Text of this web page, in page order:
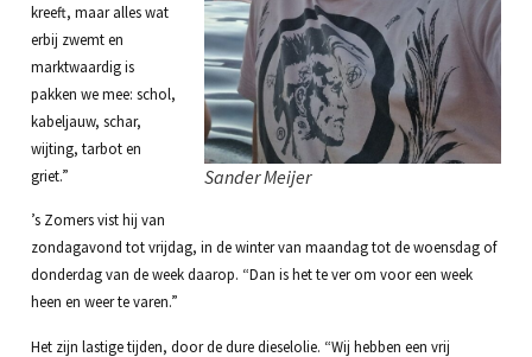
Sander Meijer
kreeft, maar alles wat
erbij zwemt en
marktwaardig is
pakken we mee: schol,
kabeljauw, schar,
wijting, tarbot en
griet.”
’s Zomers vist hij van
zondagavond tot vrijdag, in de winter van maandag tot de woensdag of
donderdag van de week daarop. “Dan is het te ver om voor een week
heen en weer te varen.”
Het zijn lastige tijden, door de dure dieselolie. “Wij hebben een vrij